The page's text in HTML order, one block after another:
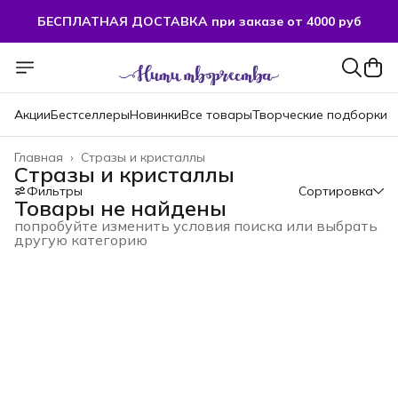
БЕСПЛАТНАЯ ДОСТАВКА при заказе от 4000 руб
АкцииБестселлерыНовинкиВсе товарыТворческие подборки
Стразы и кристаллы
Главная ›
Стразы и кристаллы
Фильтры Сортировка
Товары не найдены
попробуйте изменить условия поиска или выбрать
другую категорию